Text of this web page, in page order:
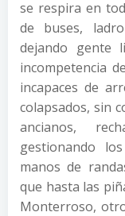
se respira en
de buses,
dejando gente
incompetencia
incapaces de
colapsados, sin
ancianos,
gestionando
manos de
que hasta las
Monterroso,